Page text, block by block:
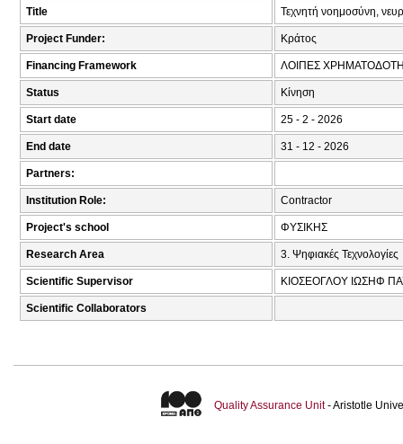
Title Τεχνητή νοημοσύνη,
Project Funder: Κράτος
Financing Framework ΛΟΙΠΕΣ
Status Κίνηση
Start date 25 - 2 - 2026
End date 31 - 12 - 2026
Partners:
Institution Role: Contractor
Project's school ΦΥΣΙΚΗΣ
Research Area 3. Ψηφιακές Τεχνολογίες
Scientific Supervisor ΚΙΟΣΕΟΓΛΟΥ ΙΩΣΗΦ
Scientific Collaborators
Quality Assurance Unit- Aristotle